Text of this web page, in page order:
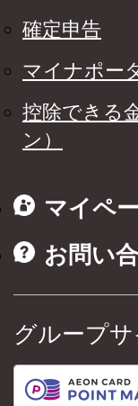
確定申告
マイナポー
控除できる
ン）
マイペ
お問い
グループサ